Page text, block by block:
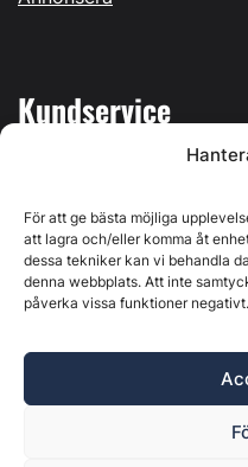
För att ge bästa möjliga
att lagra och/eller komma åt
dessa tekniker kan vi behandla
denna webbplats. Att inte
påverka vissa funktioner negativt.
Kundservice
Kontakta oss
Östernäsvägen 1, 827
Ansvarig utgivare:
webbplats är
Byggvärlden är en